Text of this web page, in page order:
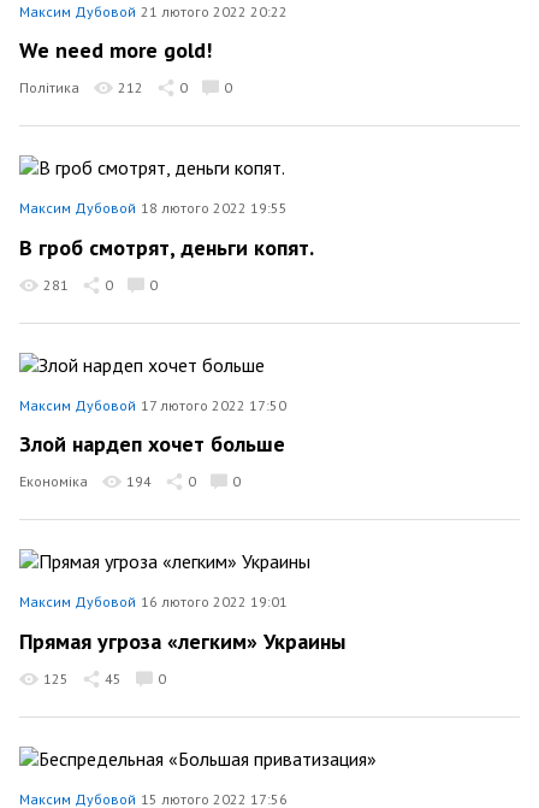
Максим Дубовой 21 лютого 2022 20:22
We need more gold!
Політика 212 0 0
Максим Дубовой 18 лютого 2022 19:55
В гроб смотрят, деньги копят.
281 0 0
Максим Дубовой 17 лютого 2022 17:50
Злой нардеп хочет больше
Економіка 194 0 0
Максим Дубовой 16 лютого 2022 19:01
Прямая угроза «легким» Украины
125 45 0
Максим Дубовой 15 лютого 2022 17:56